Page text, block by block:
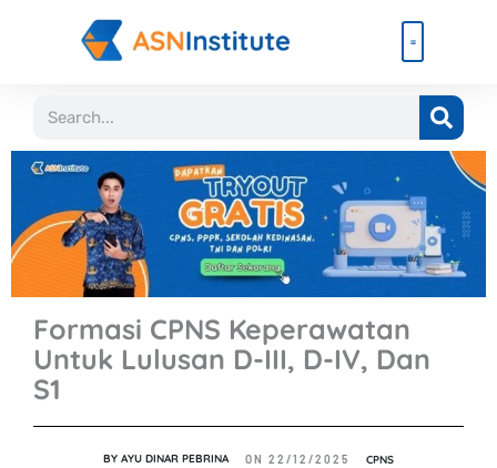
Search
Formasi CPNS Keperawatan
Untuk Lulusan D-III, D-IV, Dan
S1
BY AYU DINAR PEBRINA ON 22/12/2025 CPNS